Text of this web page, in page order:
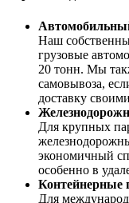
Наш
грузовые
20 тонн. Мы
самовывоза,
доставку
Для крупных
экономичный
особенно в
Контейнерные
Для